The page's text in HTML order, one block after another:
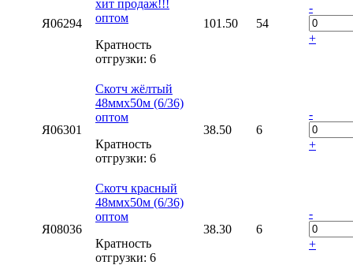
Я06294
хит продаж!!!
оптом
Кратность
отгрузки: 6
101.50 54
-
+
Я06301
Скотч жёлтый
48ммх50м (6/36)
оптом
Кратность
отгрузки: 6
38.50 6
-
+
Я08036
Скотч красный
48ммх50м (6/36)
оптом
Кратность
отгрузки: 6
38.30 6
-
+